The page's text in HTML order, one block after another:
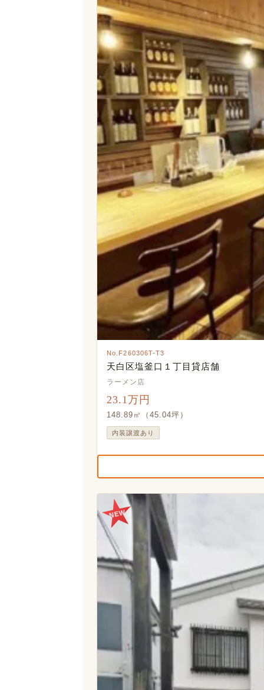
No.F260306T-T3
天白区塩釜口１丁目貸店舗
ラーメン店
23.1万円
148.89㎡（45.04坪）
内装譲渡あり
NEW